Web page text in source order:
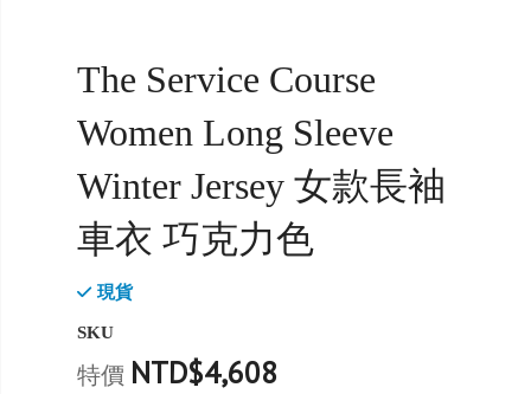
The Service Course
Women Long Sleeve
Winter Jersey 女款長袖
車衣 巧克力色
現貨
SKU
特價 NTD$4,608